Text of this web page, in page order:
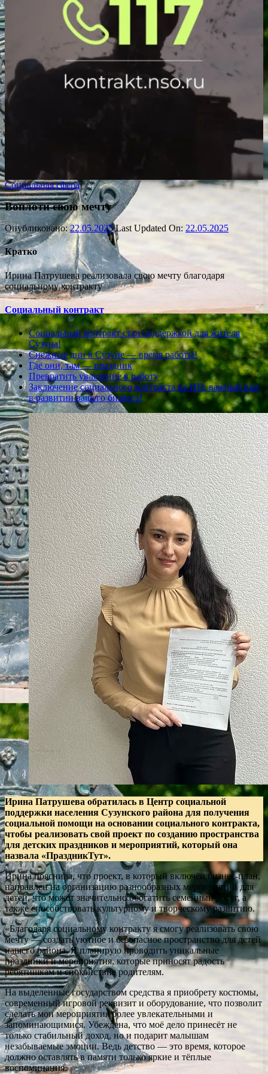
Социальная сфера
Воплоти свою мечту
Опубликовано:22.05.2025 Last Updated On: 22.05.2025
Кратко
Ирина Патрушева реализовала свою мечту благодаря
социальному контракту
Социальный контракт
Социальный контракт стал поддержкой для жителя
Сузуна!
Снежные дни в Сузуне — время работы!
Где они, там — праздник
Превратить увлечение в работу
Заключение социального контракта на ИП: важный шаг
в развитии вашего бизнеса!
Ирина Патрушева обратилась в Центр социальной
поддержки населения Сузунского района для получения
социальной помощи на основании социального контракта,
чтобы реализовать свой проект по созданию пространства
для детских праздников и мероприятий, который она
назвала «ПраздникТут».
Ирина пояснила, что проект, в который включён бизнес-план,
направлен на организацию разнообразных мероприятий для
детей, что может значительно обогатить семейный досуг, а
также способствовать культурному и творческому развитию.
«Благодаря социальному контракту я смогу реализовать свою
мечту — создать уютное и безопасное пространство для детей
нашего района. Я планирую проводить уникальные
праздники и мероприятия, которые приносят радость
ребятишкам и спокойствие родителям.
На выделенные государством средства я приобрету костюмы,
современный игровой реквизит и оборудование, что позволит
сделать мои мероприятия более увлекательными и
запоминающимися. Убеждена, что моё дело принесёт не
только стабильный доход, но и подарит малышам
незабываемые эмоции. Ведь детство — это время, которое
должно оставлять в памяти только яркие и тёплые
воспоминания.